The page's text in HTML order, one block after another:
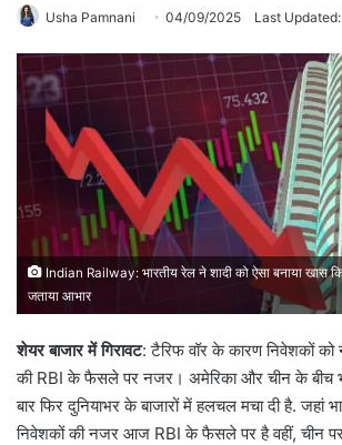
Usha Pamnani 04/09/2025 Last
Indian Railway: भारतीय रेल ने शादी को ऐसा बनाया खास कि‍
जताया आभार
शेयर बाजार में गिरावट: टैरिफ वॉर के कारण निवेशकों
की RBI के फैसले पर नजर। अमेरिका और चीन के बीच
बार फिर दुनियाभर के बाजारों में हलचल मचा दी है. जहां
निवेशकों की नजर आज RBI के फैसले पर है वहीं, चीन